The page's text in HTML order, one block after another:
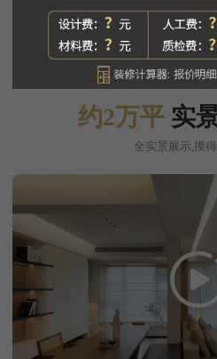
约2万平 实
全实景展示,摸